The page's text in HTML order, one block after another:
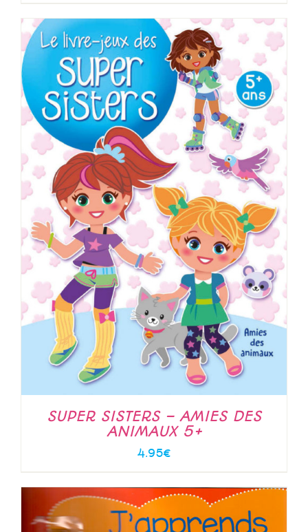
SUPER SISTERS – AMIES DES
ANIMAUX 5+
4.95€